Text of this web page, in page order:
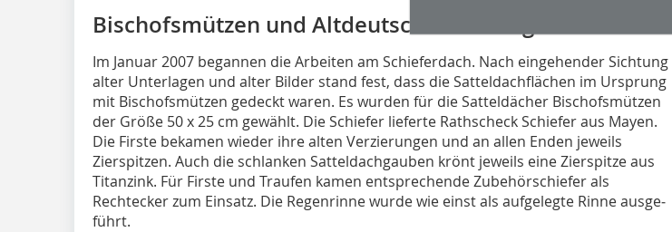
Bischofsmützen und Altdeutsche Deckung
Im Januar 2007 begannen die Arbeiten am Schieferdach. Nach einge­hender Sichtung
alter Unterlagen und alter Bilder stand fest, dass die Satteldachflächen im Ursprung
mit Bischofsmützen gedeckt waren. Es wurden für die Satteldächer Bischofsmützen
der Größe 50 x 25 cm gewählt. Die Schiefer lieferte Rathscheck Schiefer aus Mayen.
Die Firste bekamen wieder ihre al­ten Verzierungen und an allen Enden jeweils
Zierspitzen. Auch die schlan­ken Satteldachgauben krönt jeweils eine Zierspitze aus
Titanzink. Für Firste und Trau­fen kamen ent­spre­chen­de Zubehörschiefer als
Rechtecker zum Einsatz. Die Regenrinne wurde wie einst als auf­ge­legte Rinne ausge­
führt.